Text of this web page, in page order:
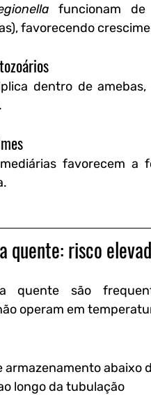
funcionam
favorecendo
dentro de
favorecem a
quente: risco
operam em
armazenamento abaixo
longo da tubulação